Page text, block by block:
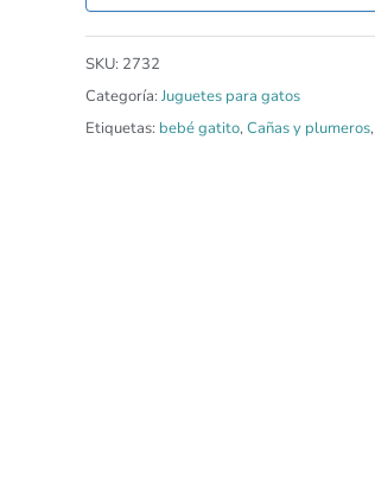
SKU: 2732
Categoría: Juguetes para gatos
Etiquetas: bebé gatito,Cañas y plumeros,